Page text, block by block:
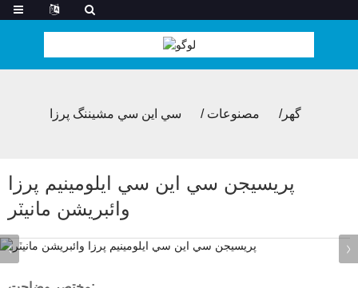
گھر مصنوعات سي اين سي مشيننگ پرزا
پريسيجن سي اين سي ايلومينيم پرزا
وائبريشن مانيٽر